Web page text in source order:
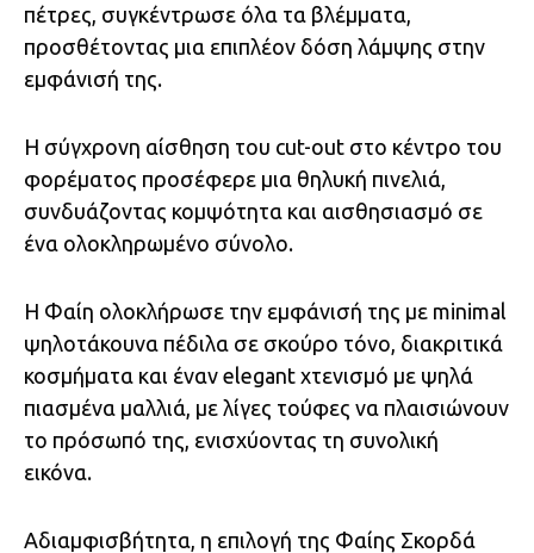
πέτρες, συγκέντρωσε όλα τα βλέμματα,
προσθέτοντας μια επιπλέον δόση λάμψης στην
εμφάνισή της.
Η σύγχρονη αίσθηση του cut-out στο κέντρο του
φορέματος προσέφερε μια θηλυκή πινελιά,
συνδυάζοντας κομψότητα και αισθησιασμό σε
ένα ολοκληρωμένο σύνολο.
Η Φαίη ολοκλήρωσε την εμφάνισή της με minimal
ψηλοτάκουνα πέδιλα σε σκούρο τόνο, διακριτικά
κοσμήματα και έναν elegant χτενισμό με ψηλά
πιασμένα μαλλιά, με λίγες τούφες να πλαισιώνουν
το πρόσωπό της, ενισχύοντας τη συνολική
εικόνα.
Αδιαμφισβήτητα, η επιλογή της Φαίης Σκορδά